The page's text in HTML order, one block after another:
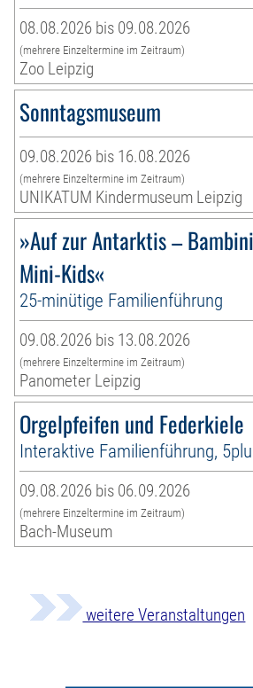
08.08.2026 bis 09.08.2026
(mehrere Einzeltermine im Zeitraum)
Zoo Leipzig
Sonntagsmuseum
09.08.2026 bis 16.08.2026
(mehrere Einzeltermine im Zeitraum)
UNIKATUM Kindermuseum Leipzig
»Auf zur Antarktis –
Mini-Kids«
25-minütige Familienführung
09.08.2026 bis 13.08.2026
(mehrere Einzeltermine im Zeitraum)
Panometer Leipzig
Orgelpfeifen und Federkiele
Interaktive Familienführung,
09.08.2026 bis 06.09.2026
(mehrere Einzeltermine im Zeitraum)
Bach-Museum
weitere Veranstaltungen